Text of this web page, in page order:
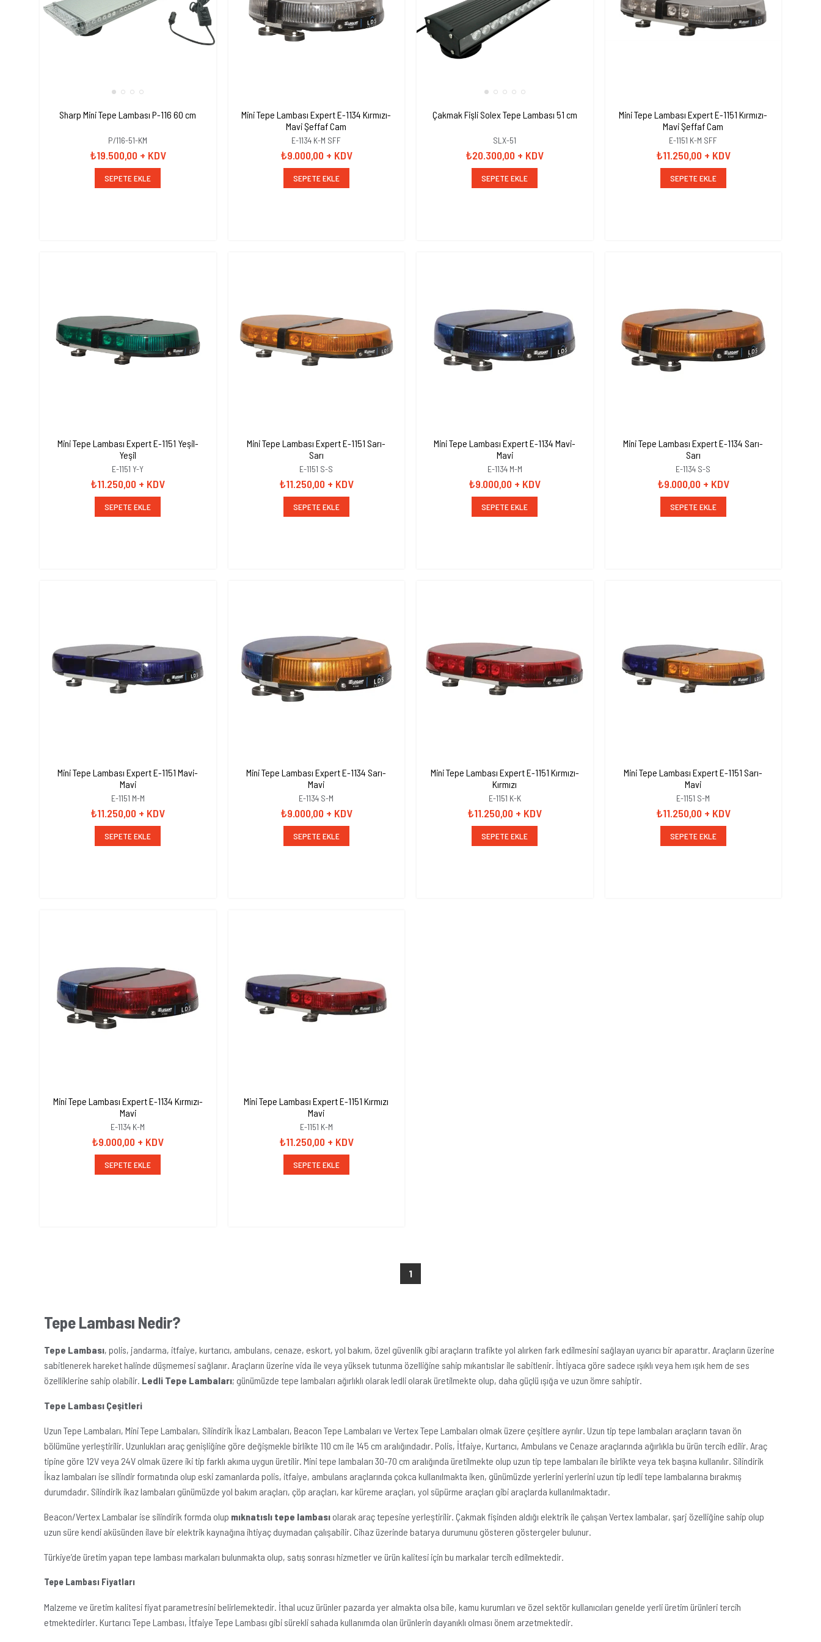
Sharp Mini Tepe Lambası P-116 60 cm
P/116-51-KM
₺19.500,00 + KDV
SEPETE EKLE
Mini Tepe Lambası Expert E-1134 Kırmızı-
Mavi Şeffaf Cam
E-1134 K-M SFF
₺9.000,00 + KDV
SEPETE EKLE
Çakmak Fişli Solex Tepe Lambası 51 cm
SLX-51
₺20.300,00 + KDV
SEPETE EKLE
Mini Tepe Lambası Expert E-1151 Kırmızı-
Mavi Şeffaf Cam
E-1151 K-M SFF
₺11.250,00 + KDV
SEPETE EKLE
Mini Tepe Lambası Expert E-1151 Yeşil-
Yeşil
E-1151 Y-Y
₺11.250,00 + KDV
SEPETE EKLE
Mini Tepe Lambası Expert E-1151 Sarı-
Sarı
E-1151 S-S
₺11.250,00 + KDV
SEPETE EKLE
Mini Tepe Lambası Expert E-1134 Mavi-
Mavi
E-1134 M-M
₺9.000,00 + KDV
SEPETE EKLE
Mini Tepe Lambası Expert E-1134 Sarı-
Sarı
E-1134 S-S
₺9.000,00 + KDV
SEPETE EKLE
Mini Tepe Lambası Expert E-1151 Mavi-
Mavi
E-1151 M-M
₺11.250,00 + KDV
SEPETE EKLE
Mini Tepe Lambası Expert E-1134 Sarı-
Mavi
E-1134 S-M
₺9.000,00 + KDV
SEPETE EKLE
Mini Tepe Lambası Expert E-1151 Kırmızı-
Kırmızı
E-1151 K-K
₺11.250,00 + KDV
SEPETE EKLE
Mini Tepe Lambası Expert E-1151 Sarı-
Mavi
E-1151 S-M
₺11.250,00 + KDV
SEPETE EKLE
Mini Tepe Lambası Expert E-1134 Kırmızı-
Mavi
E-1134 K-M
₺9.000,00 + KDV
SEPETE EKLE
Mini Tepe Lambası Expert E-1151 Kırmızı
Mavi
E-1151 K-M
₺11.250,00 + KDV
SEPETE EKLE
1
Tepe Lambası Nedir?
Tepe Lambası, polis, jandarma, itfaiye, kurtarıcı, ambulans, cenaze, eskort, yol bakım, özel güvenlik gibi araçların trafikte yol alırken fark edilmesini sağlayan uyarıcı bir aparattır. Araçların üzerine
sabitlenerek hareket halinde düşmemesi sağlanır. Araçların üzerine vida ile veya yüksek tutunma özelliğine sahip mıkantıslar ile sabitlenir. İhtiyaca göre sadece ışıklı veya hem ışık hem de ses
özelliklerine sahip olabilir. Ledli Tepe Lambaları; günümüzde tepe lambaları ağırlıklı olarak ledli olarak üretilmekte olup, daha güçlü ışığa ve uzun ömre sahiptir.
Tepe Lambası Çeşitleri
Uzun Tepe Lambaları, Mini Tepe Lambaları, Silindirik İkaz Lambaları, Beacon Tepe Lambaları ve Vertex Tepe Lambaları olmak üzere çeşitlere ayrılır. Uzun tip tepe lambaları araçların tavan ön
bölümüne yerleştirilir. Uzunlukları araç genişliğine göre değişmekle birlikte 110 cm ile 145 cm aralığındadır. Polis, İtfaiye, Kurtarıcı, Ambulans ve Cenaze araçlarında ağırlıkla bu ürün tercih edilir. Araç
tipine göre 12V veya 24V olmak üzere iki tip farklı akıma uygun üretilir. Mini tepe lambaları 30-70 cm aralığında üretilmekte olup uzun tip tepe lambaları ile birlikte veya tek başına kullanılır. Silindirik
İkaz lambaları ise silindir formatında olup eski zamanlarda polis, itfaiye, ambulans araçlarında çokca kullanılmakta iken, günümüzde yerlerini yerlerini uzun tip ledli tepe lambalarına bırakmış
durumdadır. Silindirik ikaz lambaları günümüzde yol bakım araçları, çöp araçları, kar küreme araçları, yol süpürme araçları gibi araçlarda kullanılmaktadır.
Beacon/Vertex Lambalar ise silindirik formda olup mıknatıslı tepe lambasıolarak araç tepesine yerleştirilir. Çakmak fişinden aldığı elektrik ile çalışan Vertex lambalar, şarj özelliğine sahip olup
uzun süre kendi aküsünden ilave bir elektrik kaynağına ihtiyaç duymadan çalışabilir. Cihaz üzerinde batarya durumunu gösteren göstergeler bulunur.
Türkiye’de üretim yapan tepe lambası markaları bulunmakta olup, satış sonrası hizmetler ve ürün kalitesi için bu markalar tercih edilmektedir.
Tepe Lambası Fiyatları
Malzeme ve üretim kalitesi fiyat parametresini belirlemektedir. İthal ucuz ürünler pazarda yer almakta olsa bile, kamu kurumları ve özel sektör kullanıcıları genelde yerli üretim ürünleri tercih
etmektedirler. Kurtarıcı Tepe Lambası, İtfaiye Tepe Lambası gibi sürekli sahada kullanımda olan ürünlerin dayanıklı olması önem arzetmektedir.